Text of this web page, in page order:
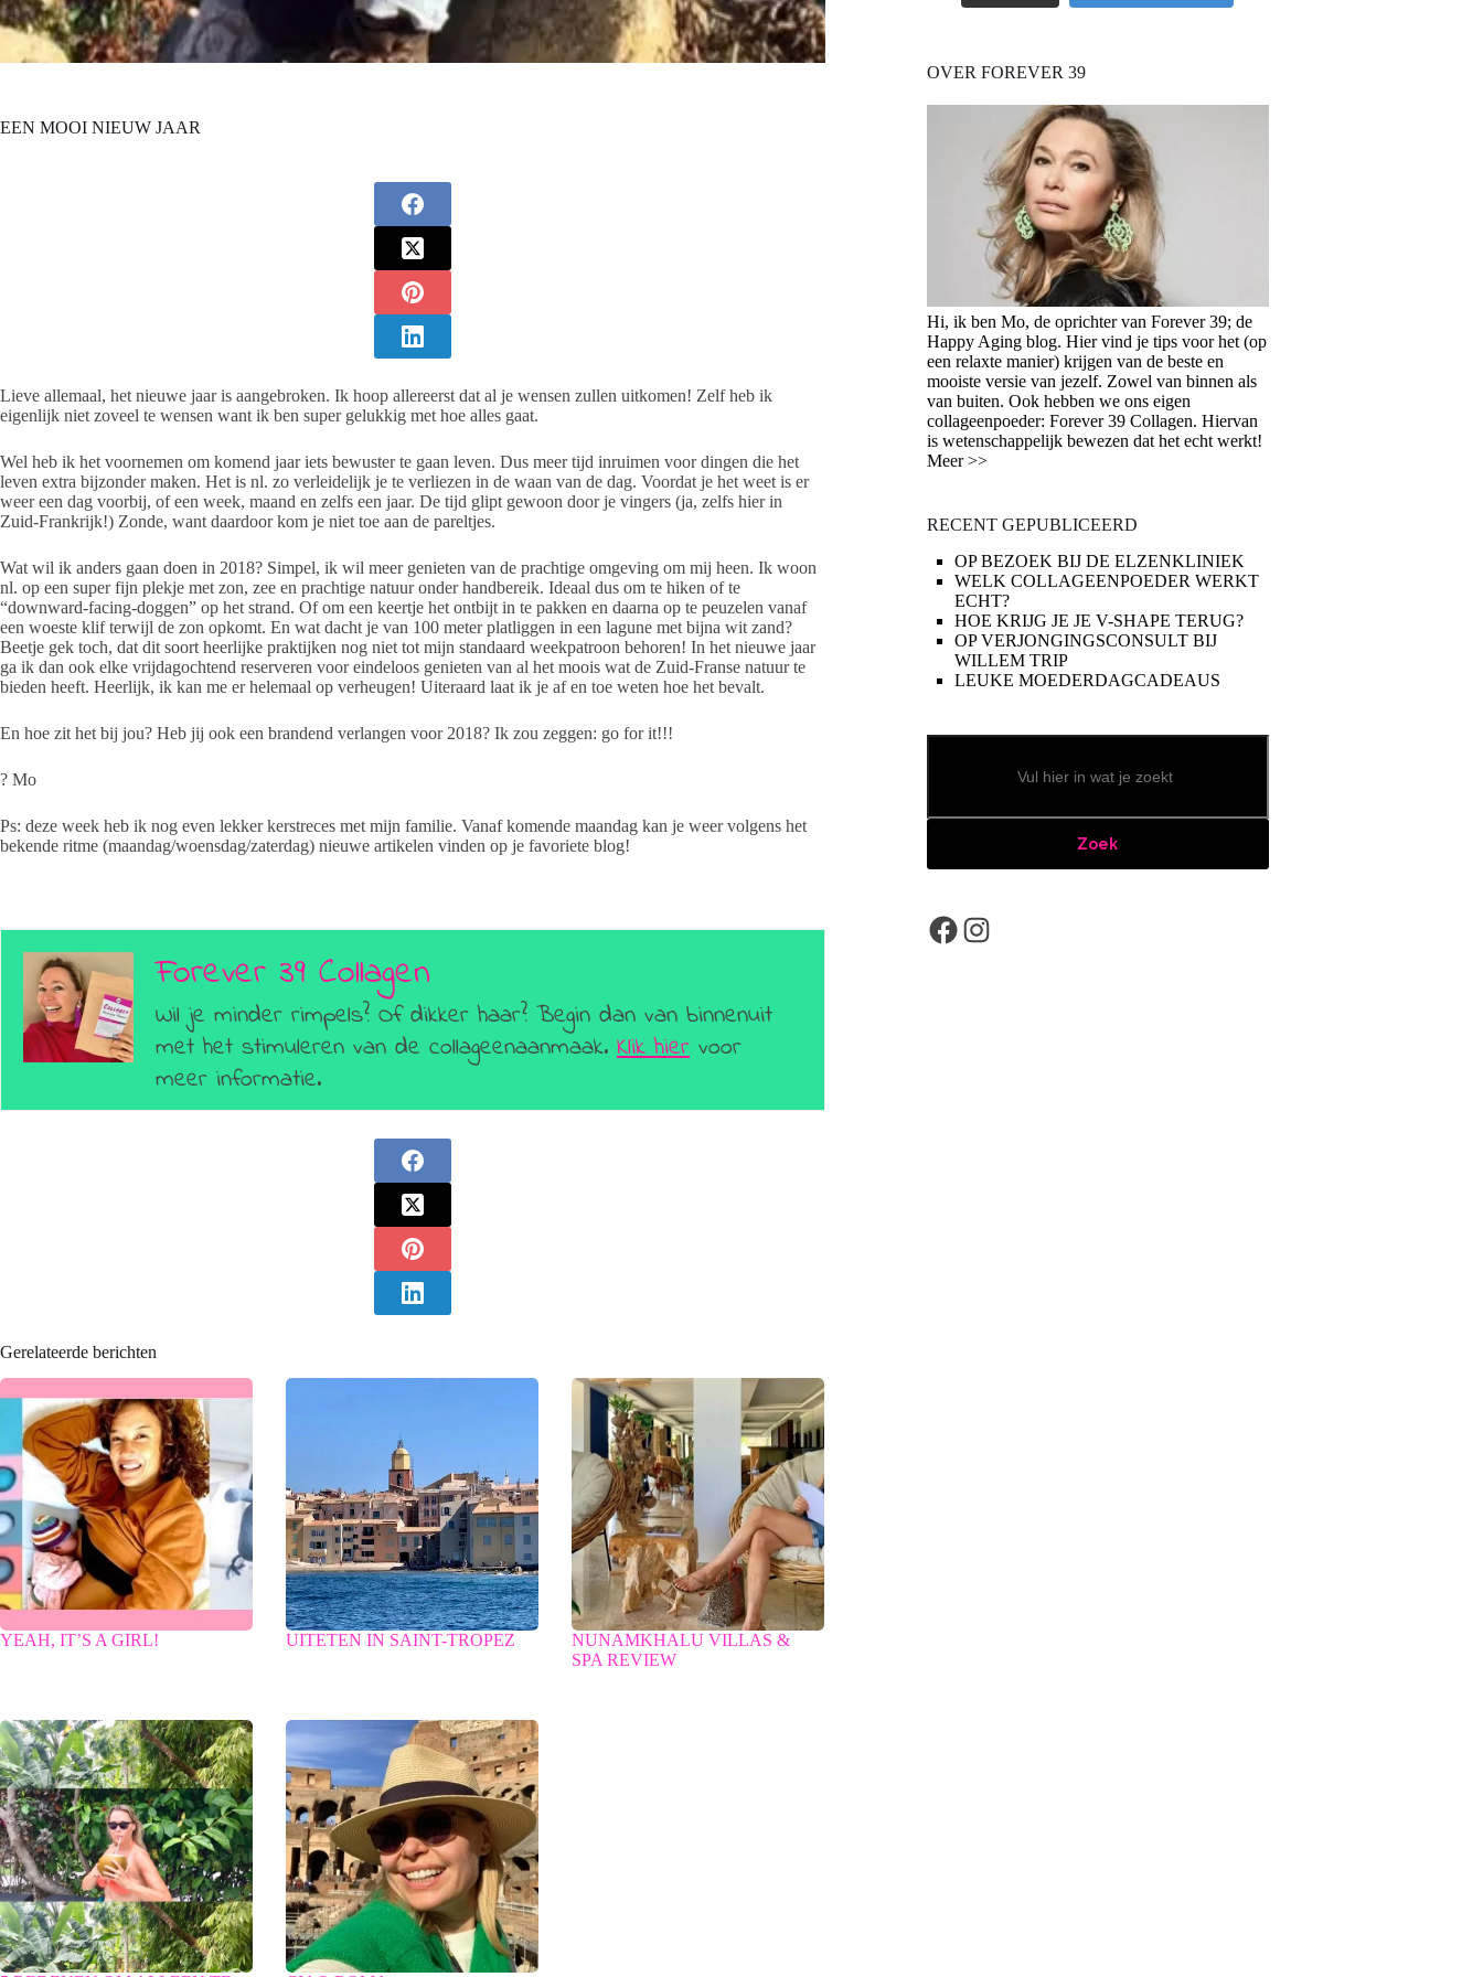
EEN MOOI NIEUW JAAR
Lieve allemaal, het nieuwe jaar is aangebroken. Ik hoop allereerst dat al je wensen zullen uitkomen! Zelf heb ik
eigenlijk niet zoveel te wensen want ik ben super gelukkig met hoe alles gaat.
Wel heb ik het voornemen om komend jaar iets bewuster te gaan leven. Dus meer tijd inruimen voor dingen die het
leven extra bijzonder maken. Het is nl. zo verleidelijk je te verliezen in de waan van de dag. Voordat je het weet is er
weer een dag voorbij, of een week, maand en zelfs een jaar. De tijd glipt gewoon door je vingers (ja, zelfs hier in
Zuid-Frankrijk!) Zonde, want daardoor kom je niet toe aan de pareltjes.
Wat wil ik anders gaan doen in 2018? Simpel, ik wil meer genieten van de prachtige omgeving om mij heen. Ik woon
nl. op een super fijn plekje met zon, zee en prachtige natuur onder handbereik. Ideaal dus om te hiken of te
“downward-facing-doggen” op het strand. Of om een keertje het ontbijt in te pakken en daarna op te peuzelen vanaf
een woeste klif terwijl de zon opkomt. En wat dacht je van 100 meter platliggen in een lagune met bijna wit zand?
Beetje gek toch, dat dit soort heerlijke praktijken nog niet tot mijn standaard weekpatroon behoren! In het nieuwe jaar
ga ik dan ook elke vrijdagochtend reserveren voor eindeloos genieten van al het moois wat de Zuid-Franse natuur te
bieden heeft. Heerlijk, ik kan me er helemaal op verheugen! Uiteraard laat ik je af en toe weten hoe het bevalt.
En hoe zit het bij jou? Heb jij ook een brandend verlangen voor 2018? Ik zou zeggen: go for it!!!
? Mo
Ps: deze week heb ik nog even lekker kerstreces met mijn familie. Vanaf komende maandag kan je weer volgens het
bekende ritme (maandag/woensdag/zaterdag) nieuwe artikelen vinden op je favoriete blog!
Forever 39 Collagen
Wil je minder rimpels? Of dikker haar? Begin dan van binnenuit
met het stimuleren van de collageenaanmaak. Klik hier voor
meer informatie.
Gerelateerde berichten
YEAH, IT’S A GIRL! UITETEN IN SAINT-TROPEZ
NUNAMKHALU VILLAS &
SPA REVIEW
OVER FOREVER 39
Hi, ik ben Mo, de oprichter van Forever 39; de
Happy Aging blog. Hier vind je tips voor het (op
een relaxte manier) krijgen van de beste en
mooiste versie van jezelf. Zowel van binnen als
van buiten. Ook hebben we ons eigen
collageenpoeder: Forever 39 Collagen. Hiervan
is wetenschappelijk bewezen dat het echt werkt!
Meer >>
RECENT GEPUBLICEERD
OP BEZOEK BIJ DE ELZENKLINIEK
WELK COLLAGEENPOEDER WERKT
ECHT?
HOE KRIJG JE JE V-SHAPE TERUG?
OP VERJONGINGSCONSULT BIJ
WILLEM TRIP
LEUKE MOEDERDAGCADEAUS
Zoeken
Zoek
Facebook
Instagram